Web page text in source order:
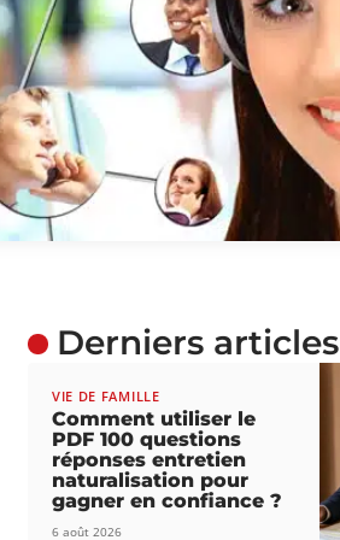
Derniers articles
VIE DE FAMILLE
Comment utiliser le
PDF 100 questions
réponses entretien
naturalisation pour
gagner en confiance ?
6 août 2026